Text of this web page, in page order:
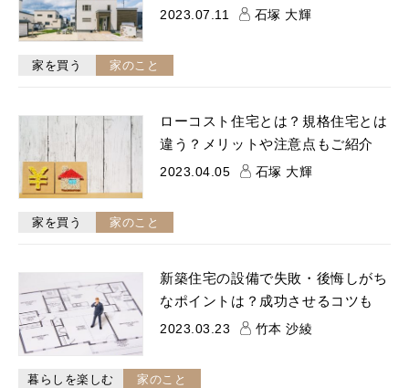
家を買う 家のこと
2023.07.11 石塚 大輝
家を買う 家のこと
ローコスト住宅とは？規格住宅とは
違う？メリットや注意点もご紹介
2023.04.05 石塚 大輝
暮らしを楽しむ 家のこと
新築住宅の設備で失敗・後悔しがち
なポイントは？成功させるコツも
2023.03.23 竹本 沙綾